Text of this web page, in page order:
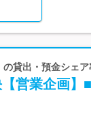
貸出・預金シェ
営業企画】